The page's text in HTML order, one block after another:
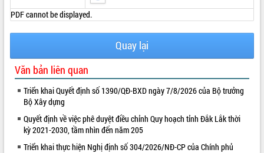
PDF cannot be displayed.
Quay lại
Văn bản liên quan
Triển khai Quyết định số 1390/QĐ-BXD ngày 7/8/2026 của Bộ trưởng
Bộ Xây dựng
Quyết định về việc phê duyệt điều chỉnh Quy hoạch tỉnh Đắk Lắk thời
kỳ 2021-2030, tầm nhìn đến năm 205
Triển khai thực hiện Nghị định số 304/2026/NĐ-CP của Chính phủ